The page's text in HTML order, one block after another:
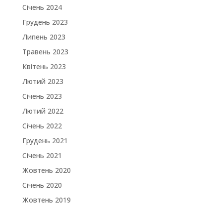
Січень 2024
Грудень 2023
Липень 2023
Травень 2023
Квітень 2023
Лютий 2023
Січень 2023
Лютий 2022
Січень 2022
Грудень 2021
Січень 2021
Жовтень 2020
Січень 2020
Жовтень 2019